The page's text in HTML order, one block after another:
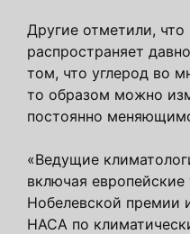
Другие отметили, что
распространяет
том, что углерод во
то образом можно
постоянно
«Ведущие
включая
Нобелевской премии
НАСА по